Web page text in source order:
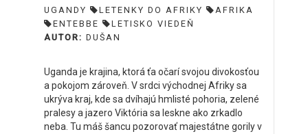
UGANDY
LETENKY DO AFRIKY
AFRIKA
ENTEBBE
LETISKO VIEDEŇ
AUTOR: DUŠAN
Uganda je krajina, ktorá ťa očarí svojou divokosťou
a pokojom zároveň. V srdci východnej Afriky sa
ukrýva kraj, kde sa dvíhajú hmlisté pohoria, zelené
pralesy a jazero Viktória sa leskne ako zrkadlo
neba. Tu máš šancu pozorovať majestátne gorily v